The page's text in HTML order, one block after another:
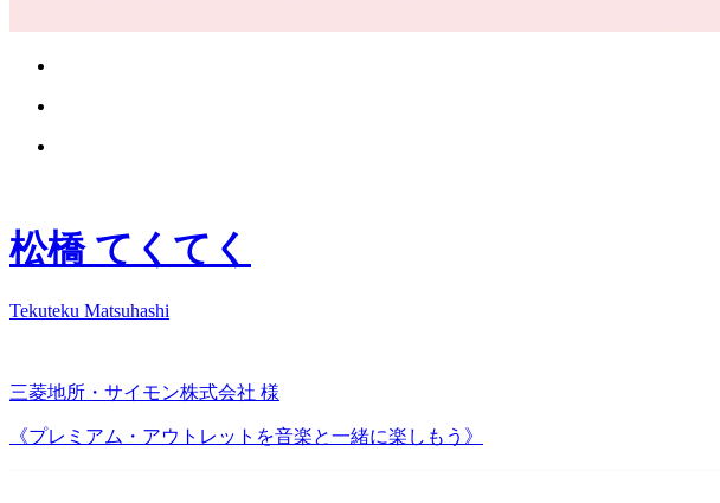
松橋 てくてく
Tekuteku Matsuhashi
三菱地所・サイモン株式会社 様
《プレミアム・アウトレットを音楽と一緒に楽しもう》